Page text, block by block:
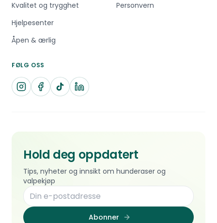
Kvalitet og trygghet
Hjelpesenter
Åpen & ærlig
Personvern
FØLG OSS
Hold deg oppdatert
Tips, nyheter og innsikt om hunderaser og
valpekjøp
Abonner